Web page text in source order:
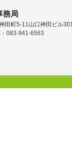
務局
田町5-11山口神田ビル301
：083-941-6563